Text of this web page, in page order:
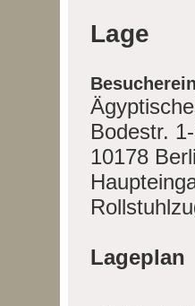
Lage
Bodestr.
10178
Lageplan